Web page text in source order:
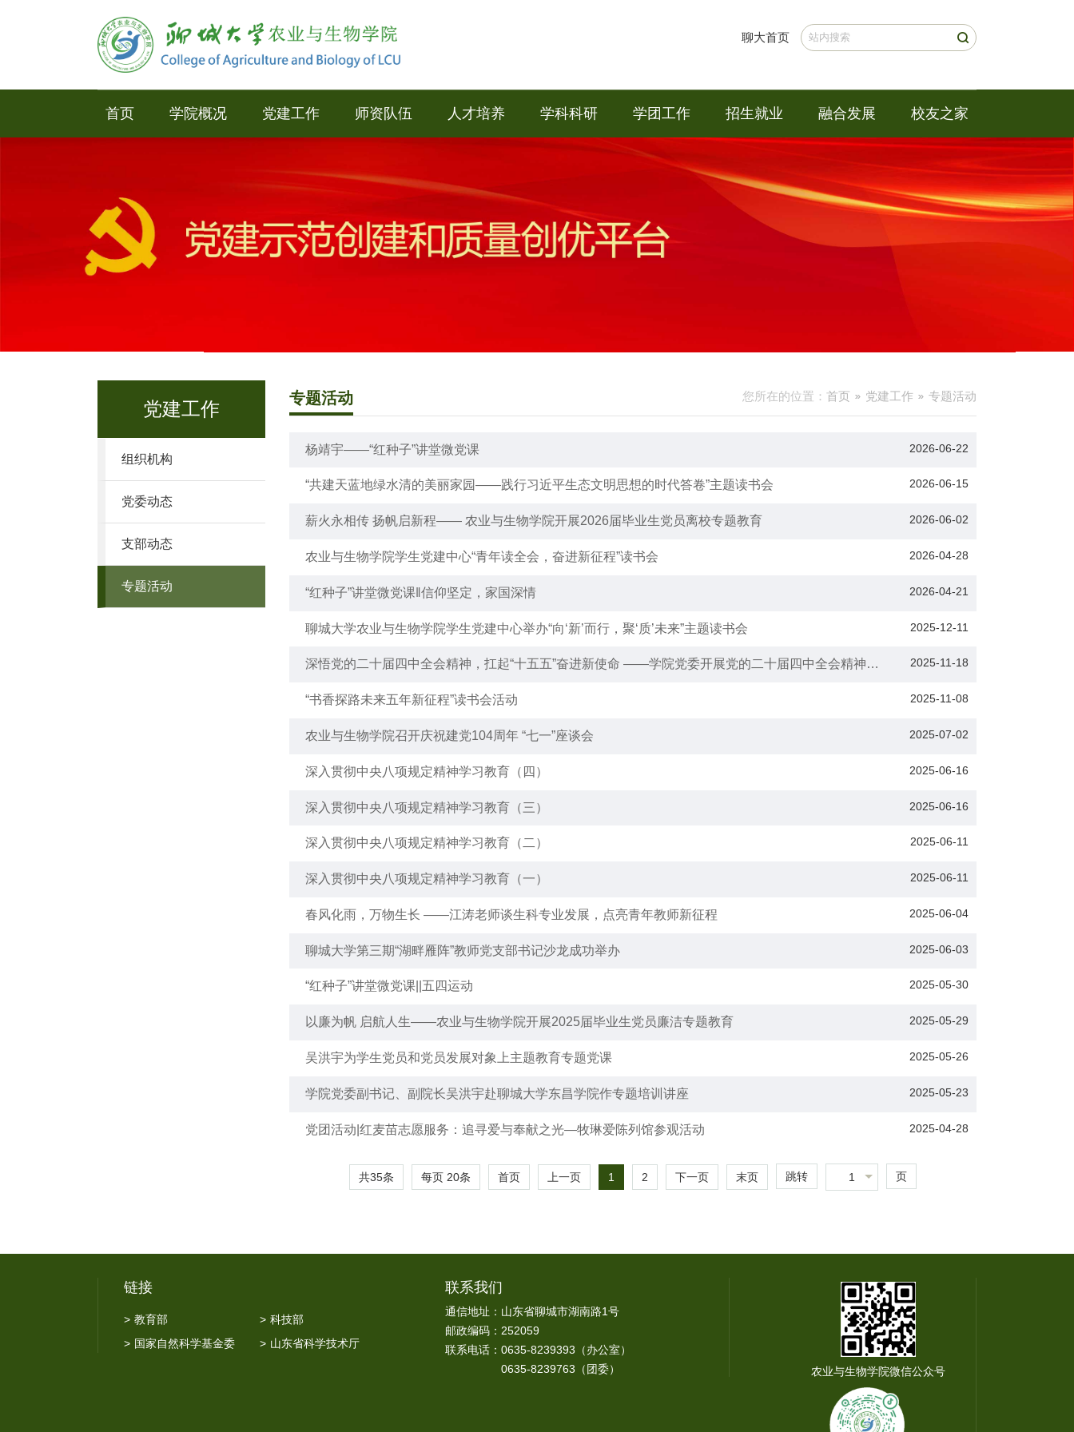
聊大首页
首页 学院概况 党建工作 师资队伍 人才培养 学科科研 学团工作 招生就业 融合发展 校友之家
党建工作
组织机构
党委动态
支部动态
专题活动
您所在的位置： 首页 党建工作 专题活动
专题活动
2026-06-22
杨靖宇——“红种子”讲堂微党课
2026-06-15
“共建天蓝地绿水清的美丽家园——践行习近平生态文明思想的时代答卷”主题读书会
2026-06-02
薪火永相传 扬帆启新程—— 农业与生物学院开展2026届毕业生党员离校专题教育
2026-04-28
农业与生物学院学生党建中心“青年读全会，奋进新征程”读书会
2026-04-21
“红种子”讲堂微党课‖信仰坚定，家国深情
2025-12-11
聊城大学农业与生物学院学生党建中心举办“向‘新’而行，聚‘质’未来”主题读书会
2025-11-18
深悟党的二十届四中全会精神，扛起“十五五”奋进新使命 ——学院党委开展党的二十届四中全会精神宣
2025-11-08
“书香探路未来五年新征程”读书会活动
2025-07-02
农业与生物学院召开庆祝建党104周年 “七一”座谈会
2025-06-16
深入贯彻中央八项规定精神学习教育（四）
2025-06-16
深入贯彻中央八项规定精神学习教育（三）
2025-06-11
深入贯彻中央八项规定精神学习教育（二）
2025-06-11
深入贯彻中央八项规定精神学习教育（一）
2025-06-04
春风化雨，万物生长 ——江涛老师谈生科专业发展，点亮青年教师新征程
2025-06-03
聊城大学第三期“湖畔雁阵”教师党支部书记沙龙成功举办
2025-05-30
“红种子”讲堂微党课||五四运动
2025-05-29
以廉为帆 启航人生——农业与生物学院开展2025届毕业生党员廉洁专题教育
2025-05-26
吴洪宇为学生党员和党员发展对象上主题教育专题党课
2025-05-23
学院党委副书记、副院长吴洪宇赴聊城大学东昌学院作专题培训讲座
2025-04-28
党团活动|红麦苗志愿服务：追寻爱与奉献之光—牧琳爱陈列馆参观活动
共35条 每页 20条 首页 上一页 1 2 下一页 末页 跳转 1 页
链接
> 教育部 > 科技部
> 国家自然科学基金委 > 山东省科学技术厅
联系我们
通信地址：山东省聊城市湖南路1号
邮政编码：252059
联系电话：0635-8239393（办公室）
0635-8239763（团委）
农业与生物学院微信公众号